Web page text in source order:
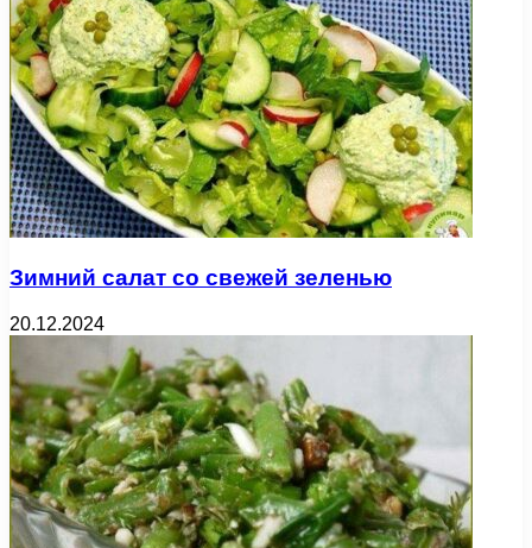
Зимний салат со свежей зеленью
20.12.2024